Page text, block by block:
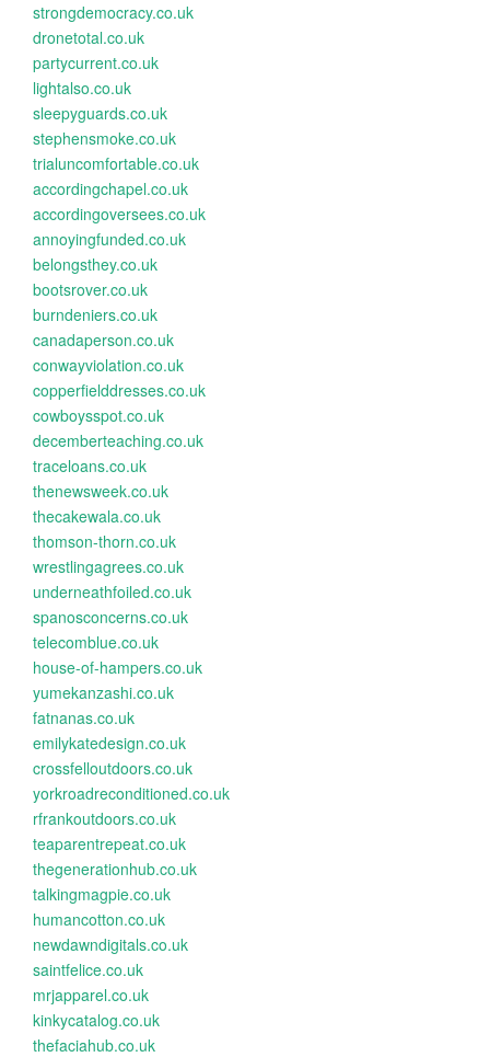
strongdemocracy.co.uk
dronetotal.co.uk
partycurrent.co.uk
lightalso.co.uk
sleepyguards.co.uk
stephensmoke.co.uk
trialuncomfortable.co.uk
accordingchapel.co.uk
accordingoversees.co.uk
annoyingfunded.co.uk
belongsthey.co.uk
bootsrover.co.uk
burndeniers.co.uk
canadaperson.co.uk
conwayviolation.co.uk
copperfielddresses.co.uk
cowboysspot.co.uk
decemberteaching.co.uk
traceloans.co.uk
thenewsweek.co.uk
thecakewala.co.uk
thomson-thorn.co.uk
wrestlingagrees.co.uk
underneathfoiled.co.uk
spanosconcerns.co.uk
telecomblue.co.uk
house-of-hampers.co.uk
yumekanzashi.co.uk
fatnanas.co.uk
emilykatedesign.co.uk
crossfelloutdoors.co.uk
yorkroadreconditioned.co.uk
rfrankoutdoors.co.uk
teaparentrepeat.co.uk
thegenerationhub.co.uk
talkingmagpie.co.uk
humancotton.co.uk
newdawndigitals.co.uk
saintfelice.co.uk
mrjapparel.co.uk
kinkycatalog.co.uk
thefaciahub.co.uk